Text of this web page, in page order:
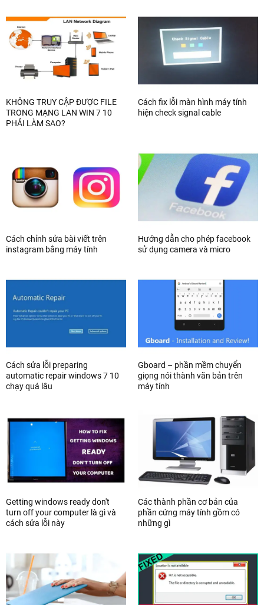
KHÔNG TRUY CẬP ĐƯỢC FILE
TRONG MẠNG LAN WIN 7 10
PHẢI LÀM SAO?
Cách fix lỗi màn hình máy tính
hiện check signal cable
Cách chỉnh sửa bài viết trên
instagram bằng máy tính
Hướng dẫn cho phép facebook
sử dụng camera và micro
Cách sửa lỗi preparing
automatic repair windows 7 10
chạy quá lâu
Gboard – phần mềm chuyển
giọng nói thành văn bản trên
máy tính
Getting windows ready don't
turn off your computer là gì và
cách sửa lỗi này
Các thành phần cơ bản của
phần cứng máy tính gồm có
những gì